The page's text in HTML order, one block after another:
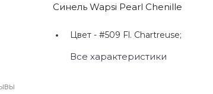
Синель Wapsi Pearl Chenille
Цвет - #509 Fl. Chartreuse;
Все характеристики